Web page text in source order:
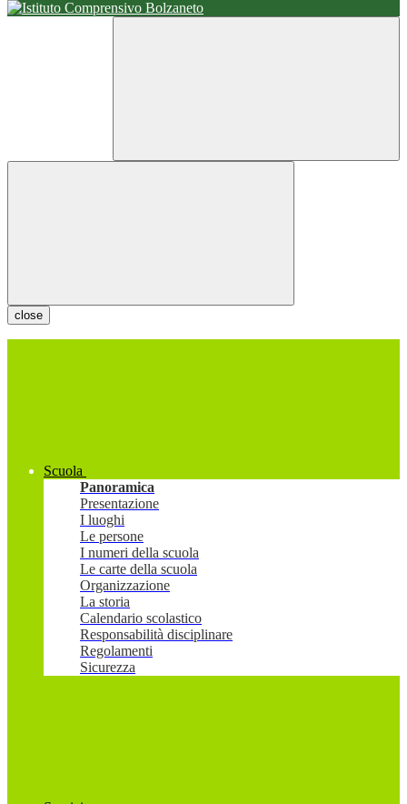
close
Scuola
Panoramica
Presentazione
I luoghi
Le persone
I numeri della scuola
Le carte della scuola
Organizzazione
La storia
Calendario scolastico
Responsabilità disciplinare
Regolamenti
Sicurezza